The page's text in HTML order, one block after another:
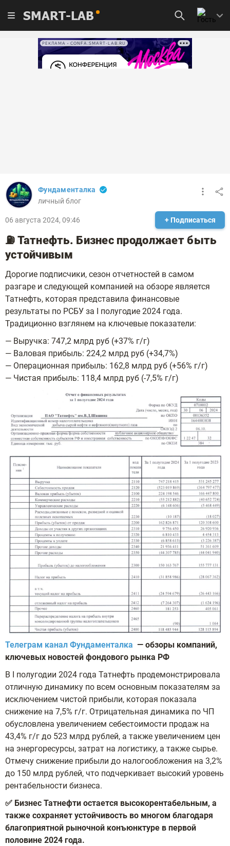
SMART-LAB
РЕКЛАМА • CONFA.SMART-LAB.RU
Фундаменталка
личный блог
06 августа 2024, 09:46 + Подписаться
⛽️ Татнефть. Бизнес продолжает быть
устойчивым
Дорогие подписчики, сезон отчетностей в самом
разгаре и следующей компанией на обзоре является
Татнефть, которая представила финансовые
результаты по РСБУ за I полугодие 2024 года.
Традиционно взглянем на ключевые показатели:
— Выручка: 747,2 млрд руб (+37% г/г)
— Валовая прибыль: 224,2 млрд руб (+34,7%)
— Операционная прибыль: 162,8 млрд руб (+56% г/г)
— Чистая прибыль: 118,4 млрд руб (-7,5% г/г)
Телеграм канал Фундаменталка — обзоры компаний,
ключевых новостей фондового рынка РФ
В I полугодии 2024 года Татнефть продемонстрировала
отличную динамику по всем основным показателям за
исключением чистой прибыли, которая показала
снижение на 7,5% г/г. Отрицательная динамика по ЧП
обусловлена увеличением себестоимости продаж на
43,4% г/г до 523 млрд рублей, а также увеличением цен
на энергоресурсы, затрат на логистику, а также сырье.
Отмечу снижение прибыли до налогообложения на 3,2%
до 150 млрд рублей, что подчеркивает высокий уровень
рентабельности бизнеса.
✅ Бизнес Татнефти остается высокорентабельным, а
также сохраняет устойчивость во многом благодаря
благоприятной рыночной конъюнктуре в первой
половине 2024 года.